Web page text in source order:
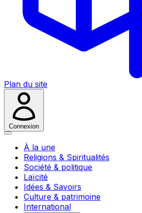
Plan du site
Connexion
À la une
Religions & Spiritualités
Société & politique
Laïcité
Idées & Savoirs
Culture & patrimoine
International